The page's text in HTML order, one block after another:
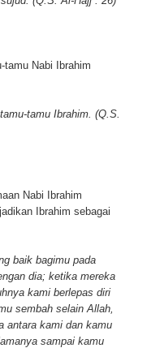
tamu Nabi Ibrahim
tamu Ibrahim. (Q.S.
Nabi Ibrahim
Ibrahim sebagai
baik bagimu pada
dia; ketika mereka
kami berlepas diri
sembah selain Allah,
antara kami dan kamu
sampai kamu